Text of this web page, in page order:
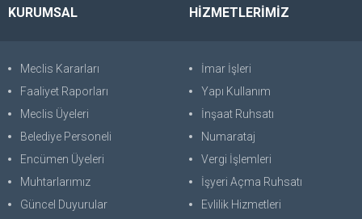
KURUMSAL
Meclis Kararları
Faaliyet Raporları
Meclis Üyeleri
Belediye Personeli
Encümen Üyeleri
Muhtarlarımız
Güncel Duyurular
HİZMETLERİMİZ
İmar İşleri
Yapı Kullanım
İnşaat Ruhsatı
Numarataj
Vergi İşlemleri
İşyeri Açma Ruhsatı
Evlilik Hizmetleri